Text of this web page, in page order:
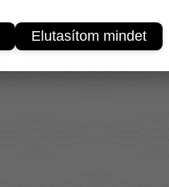
Elutasítom mindet